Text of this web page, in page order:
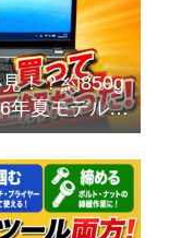
！？約850g
年夏モデルを